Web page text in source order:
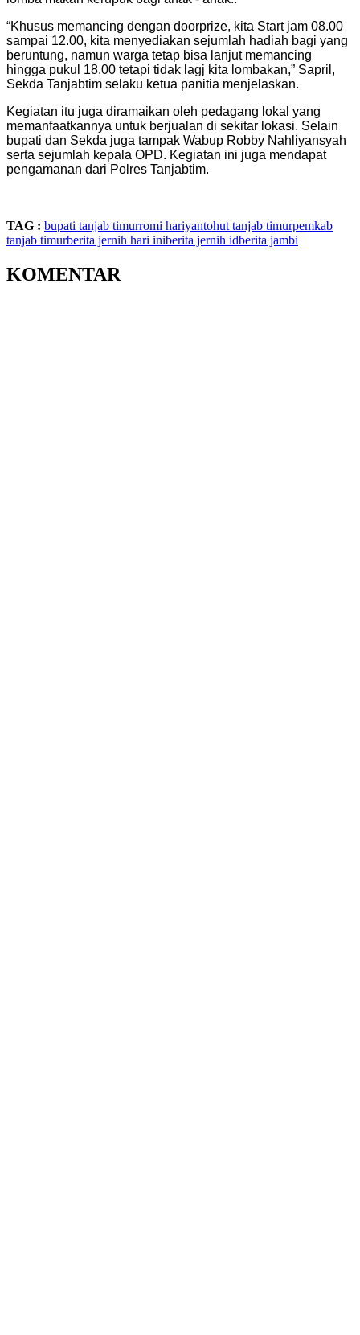
“Khusus memancing dengan doorprize, kita Start jam 08.00
sampai 12.00, kita menyediakan sejumlah hadiah bagi yang
beruntung, namun warga tetap bisa lanjut memancing
hingga pukul 18.00 tetapi tidak lagj kita lombakan,” Sapril,
Sekda Tanjabtim selaku ketua panitia menjelaskan.
Kegiatan itu juga diramaikan oleh pedagang lokal yang
memanfaatkannya untuk berjualan di sekitar lokasi. Selain
bupati dan Sekda juga tampak Wabup Robby Nahliyansyah
serta sejumlah kepala OPD. Kegiatan ini juga mendapat
pengamanan dari Polres Tanjabtim.
TAG : bupati tanjab timurromi hariyantohut tanjab timurpemkab
tanjab timurberita jernih hari iniberita jernih idberita jambi
KOMENTAR